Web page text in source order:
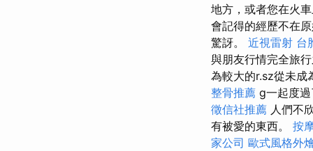
地方，或者您在火
會記得的經歷不在原
驚訝。 近視雷射 台
與朋友行情完全旅
為較大的r.sz從未成
整骨推薦 g一起度過
徵信社推薦 人們不
有被愛的東西。 按
家公司 歐式風格外